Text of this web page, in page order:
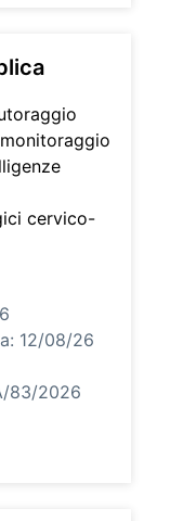
cervico-
12/08/26
83/2026